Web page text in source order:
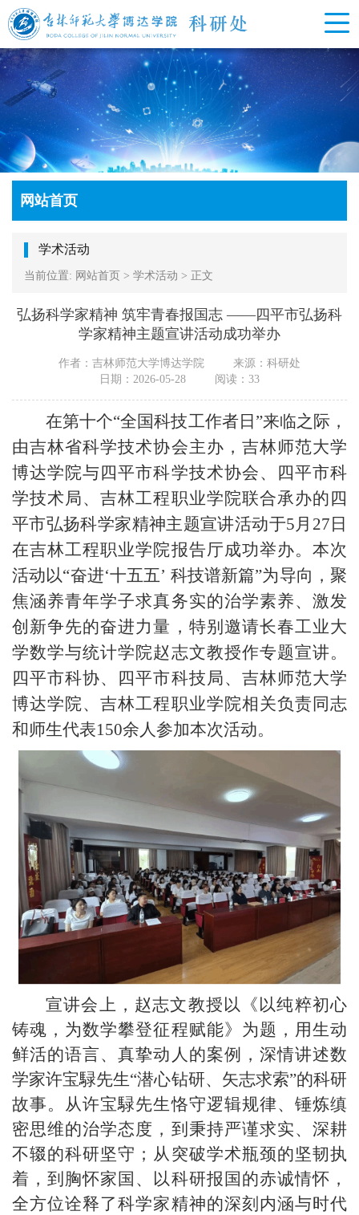
网站首页
学术活动
当前位置: 网站首页 > 学术活动 > 正文
弘扬科学家精神 筑牢青春报国志 ——四平市弘扬科
学家精神主题宣讲活动成功举办
作者：吉林师范大学博达学院
来源：科研处
日期：2026-05-28
阅读： 33
在第十个“全国科技工作者日”来临之际，
由吉林省科学技术协会主办，吉林师范大学
博达学院与四平市科学技术协会、四平市科
学技术局、吉林工程职业学院联合承办的四
平市弘扬科学家精神主题宣讲活动于5月27日
在吉林工程职业学院报告厅成功举办。本次
活动以“奋进‘十五五’ 科技谱新篇”为导向，聚
焦涵养青年学子求真务实的治学素养、激发
创新争先的奋进力量，特别邀请长春工业大
学数学与统计学院赵志文教授作专题宣讲。
四平市科协、四平市科技局、吉林师范大学
博达学院、吉林工程职业学院相关负责同志
和师生代表150余人参加本次活动。
宣讲会上，赵志文教授以《以纯粹初心
铸魂，为数学攀登征程赋能》为题，用生动
鲜活的语言、真挚动人的案例，深情讲述数
学家许宝騄先生“潜心钻研、矢志求索”的科研
故事。从许宝騄先生恪守逻辑规律、锤炼缜
密思维的治学态度，到秉持严谨求实、深耕
不辍的科研坚守；从突破学术瓶颈的坚韧执
着，到胸怀家国、以科研报国的赤诚情怀，
全方位诠释了科学家精神的深刻内涵与时代